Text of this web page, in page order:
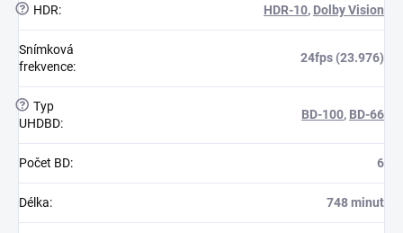
? HDR: HDR-10, Dolby Vision
Snímková
frekvence:
24fps (23.976)
? Typ
UHDBD:
BD-100, BD-66
Počet BD: 6
Délka: 748 minut